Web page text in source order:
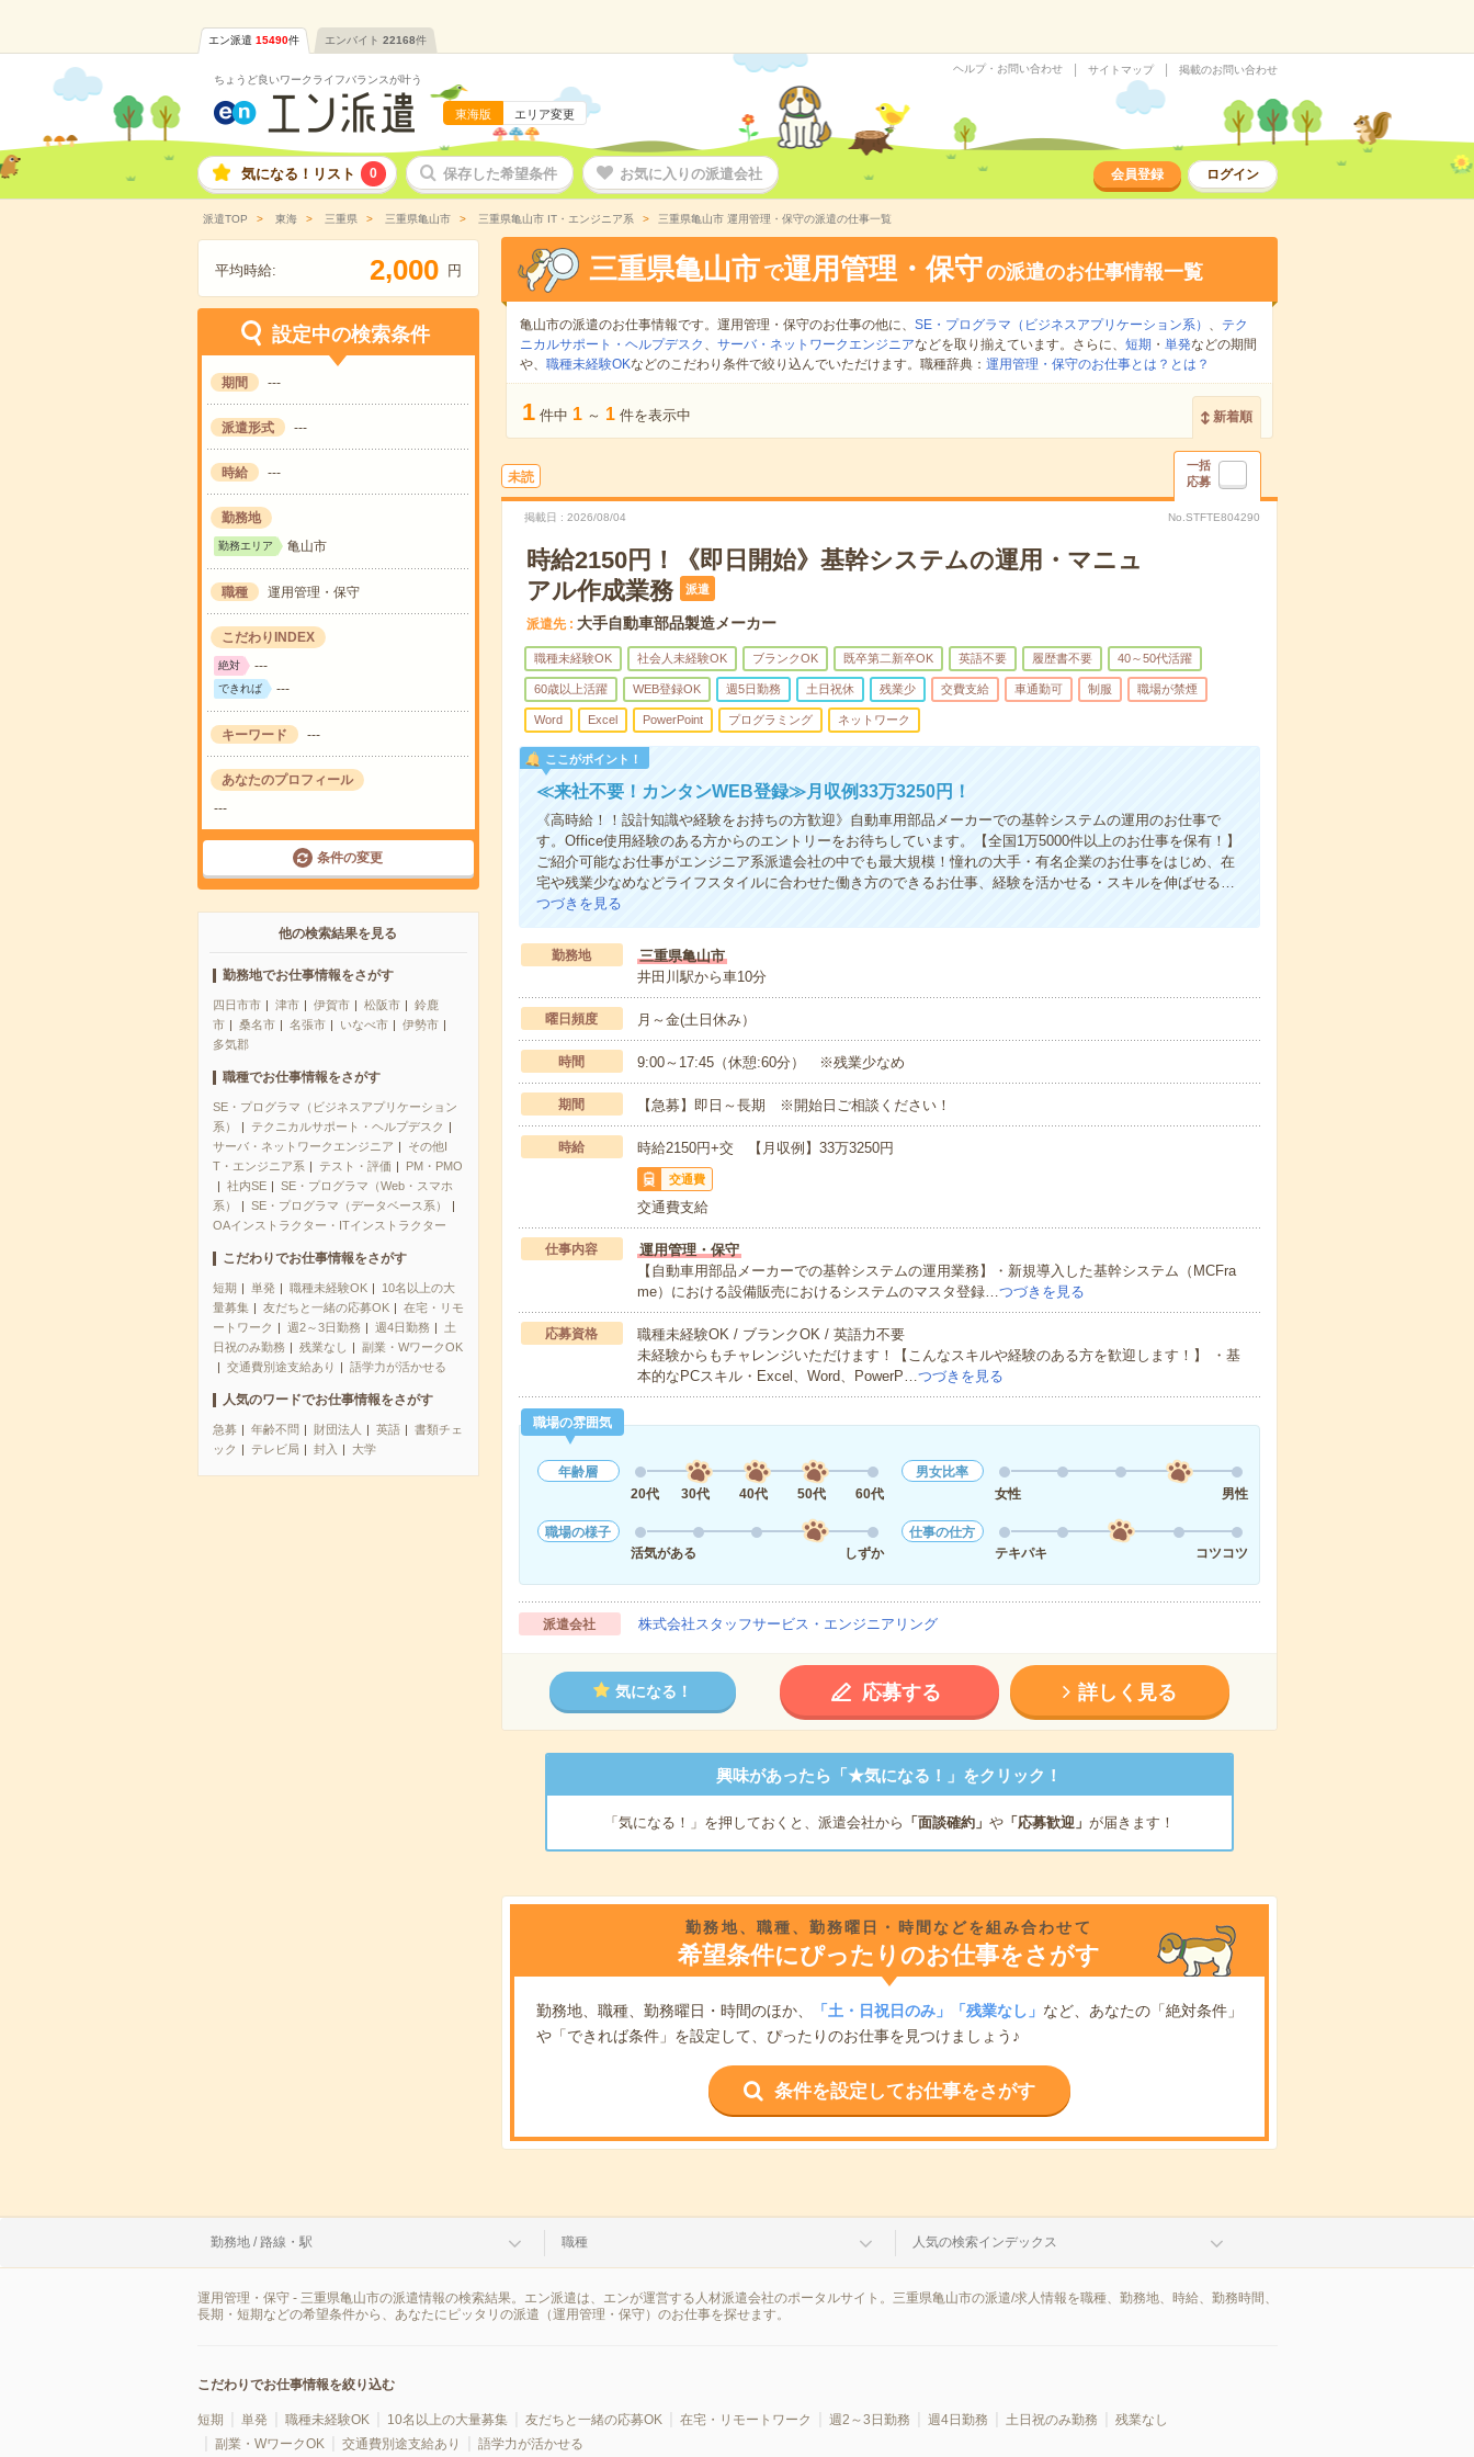
エン派遣 15490件 エンバイト 22168件
ちょうど良いワークライフバランスが叶う
東海版 エリア変更
ヘルプ・お問い合わせ サイトマップ 掲載のお問い合わせ
気になる！リスト 0 保存した希望条件 お気に入りの派遣会社 会員登録 ログイン
派遣TOP 東海 三重県 三重県亀山市 三重県亀山市 IT・エンジニア系 三重県亀山市 運用管理・保守の派遣の仕事一覧
平均時給: 2,000 円
設定中の検索条件
期間 ---
派遣形式 ---
時給 ---
勤務地
勤務エリア 亀山市
職種 運用管理・保守
こだわりINDEX
絶対 ---
できれば ---
キーワード ---
あなたのプロフィール
---
条件の変更
他の検索結果を見る
勤務地でお仕事情報をさがす
四日市市 津市 伊賀市 松阪市
鈴鹿
市
桑名市 名張市 いなべ市
伊勢市
多気郡
職種でお仕事情報をさがす
SE・プログラマ（ビジネスアプリケーション
系）
テクニカルサポート・ヘルプデスク
サーバ・ネットワークエンジニア
その他I
T・エンジニア系
テスト・評価
PM・PMO
社内SE
SE・プログラマ（Web・スマホ
系）
SE・プログラマ（データベース系）
OAインストラクター・ITインストラクター
こだわりでお仕事情報をさがす
短期 単発 職種未経験OK
10名以上の大
量募集
友だちと一緒の応募OK
在宅・リモ
ートワーク
週2～3日勤務 週4日勤務
土
日祝のみ勤務
残業なし
副業・WワークOK
交通費別途支給あり
語学力が活かせる
人気のワードでお仕事情報をさがす
急募 年齢不問 財団法人 英語
書類チェ
ック
テレビ局 封入 大学
三重県亀山市 で運用管理・保守の派遣のお仕事情報一覧
亀山市の派遣のお仕事情報です。運用管理・保守のお仕事の他に、 SE・プログラマ（ビジネスアプリケーション系） 、
テク
ニカルサポート・ヘルプデスク 、 サーバ・ネットワークエンジニアなどを取り揃えています。さらに、 短期 ・ 単発などの期間
や、 職種未経験OKなどのこだわり条件で絞り込んでいただけます。職種辞典： 運用管理・保守のお仕事とは？とは？
1 件中 1 ～ 1 件を表示中 新着順
未読
一括
応募
掲載日 2026/08/04 No.STFTE804290
時給2150円！《即日開始》基幹システムの運用・マニュ
アル作成業務
派遣
派遣先 大手自動車部品製造メーカー
職種未経験OK 社会人未経験OK ブランクOK 既卒第二新卒OK 英語不要 履歴書不要 40～50代活躍
60歳以上活躍 WEB登録OK 週5日勤務 土日祝休 残業少 交費支給 車通勤可 制服 職場が禁煙
Word Excel PowerPoint プログラミング ネットワーク
ここがポイント！
≪来社不要！カンタンWEB登録≫月収例33万3250円！
《高時給！！設計知識や経験をお持ちの方歓迎》自動車用部品メーカーでの基幹システムの運用のお仕事で
す。Office使用経験のある方からのエントリーをお待ちしています。【全国1万5000件以上のお仕事を保有！】
ご紹介可能なお仕事がエンジニア系派遣会社の中でも最大規模！憧れの大手・有名企業のお仕事をはじめ、在
宅や残業少なめなどライフスタイルに合わせた働き方のできるお仕事、経験を活かせる・スキルを伸ばせる…
つづきを見る
勤務地
三重県亀山市
井田川駅から車10分
曜日頻度 月～金(土日休み）
時間 9:00～17:45（休憩:60分） ※残業少なめ
期間 【急募】即日～長期 ※開始日ご相談ください！
時給 時給2150円+交 【月収例】33万3250円
交通費
交通費支給
仕事内容
運用管理・保守
【自動車用部品メーカーでの基幹システムの運用業務】・新規導入した基幹システム（MCFra
me）における設備販売におけるシステムのマスタ登録…つづきを見る
応募資格
職種未経験OK / ブランクOK / 英語力不要
未経験からもチャレンジいただけます！【こんなスキルや経験のある方を歓迎します！】 ・基
本的なPCスキル・Excel、Word、PowerP…つづきを見る
職場の雰囲気
年齢層
20代
30代 40代 50代 60代
男女比率
女性
男性
職場の様子
活気がある
しずか
仕事の仕方
テキパキ
コツコツ
派遣会社 株式会社スタッフサービス・エンジニアリング
気になる！ 応募する 詳しく見る
興味があったら「★気になる！」をクリック！
「気になる！」を押しておくと、派遣会社から 「面談確約」 や「応募歓迎」 が届きます！
勤務地、職種、勤務曜日・時間などを組み合わせて
希望条件にぴったりのお仕事をさがす
勤務地、職種、勤務曜日・時間のほか、 「土・日祝日のみ」「残業なし」 など、あなたの「絶対条件」
や「できれば条件」を設定して、ぴったりのお仕事を見つけましょう♪
条件を設定してお仕事をさがす
勤務地 / 路線・駅 職種 人気の検索インデックス
運用管理・保守 - 三重県亀山市の派遣情報の検索結果。エン派遣は、エンが運営する人材派遣会社のポータルサイト。三重県亀山市の派遣/求人情報を職種、勤務地、時給、勤務時間、
長期・短期などの希望条件から、あなたにピッタリの派遣（運用管理・保守）のお仕事を探せます。
こだわりでお仕事情報を絞り込む
短期 単発 職種未経験OK 10名以上の大量募集 友だちと一緒の応募OK 在宅・リモートワーク 週2～3日勤務 週4日勤務 土日祝のみ勤務
残業なし
副業・WワークOK
交通費別途支給あり 語学力が活かせる